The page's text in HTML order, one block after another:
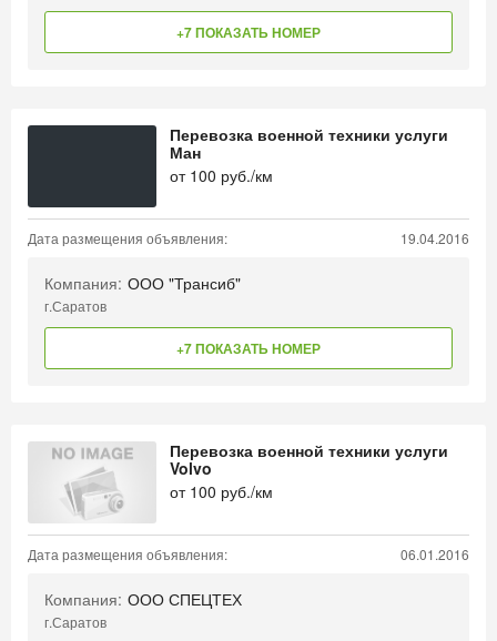
+7 ПОКАЗАТЬ НОМЕР
Перевозка военной техники услуги
Ман
от 100 руб./км
Дата размещения объявления: 19.04.2016
Компания: ООО "Трансиб"
г.Саратов
+7 ПОКАЗАТЬ НОМЕР
Перевозка военной техники услуги
Volvo
от 100 руб./км
Дата размещения объявления: 06.01.2016
Компания: ООО СПЕЦТЕХ
г.Саратов